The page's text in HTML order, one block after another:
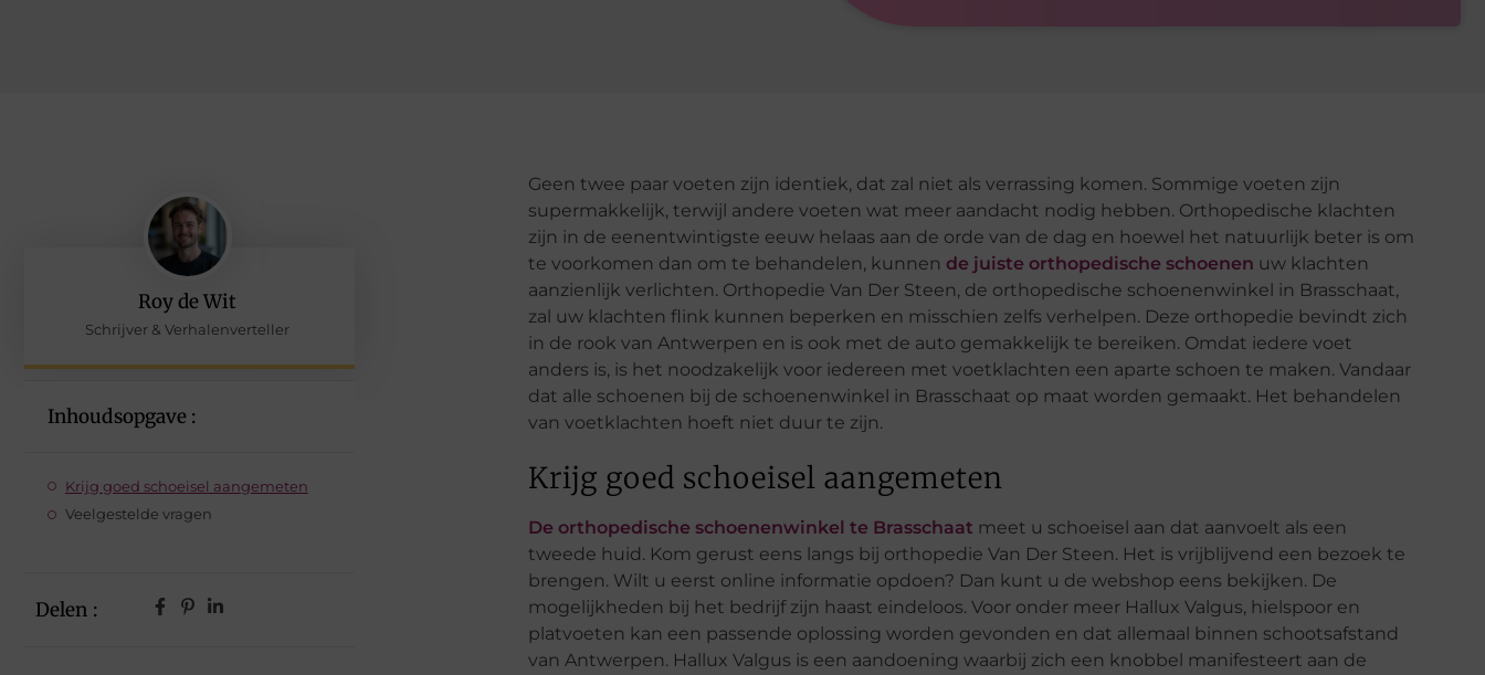
Roy de Wit
Schrijver & Verhalenverteller
Inhoudsopgave :
Krijg goed schoeisel aangemeten
Veelgestelde vragen
Delen :
Geen twee paar voeten zijn identiek, dat zal niet als verrassing komen. Sommige voeten zijn
supermakkelijk, terwijl andere voeten wat meer aandacht nodig hebben. Orthopedische klachten
zijn in de eenentwintigste eeuw helaas aan de orde van de dag en hoewel het natuurlijk beter is om
te voorkomen dan om te behandelen, kunnen de juiste orthopedische schoenen uw klachten
aanzienlijk verlichten. Orthopedie Van Der Steen, de orthopedische schoenenwinkel in Brasschaat,
zal uw klachten flink kunnen beperken en misschien zelfs verhelpen. Deze orthopedie bevindt zich
in de rook van Antwerpen en is ook met de auto gemakkelijk te bereiken. Omdat iedere voet
anders is, is het noodzakelijk voor iedereen met voetklachten een aparte schoen te maken. Vandaar
dat alle schoenen bij de schoenenwinkel in Brasschaat op maat worden gemaakt. Het behandelen
van voetklachten hoeft niet duur te zijn.
Krijg goed schoeisel aangemeten
De orthopedische schoenenwinkel te Brasschaat meet u schoeisel aan dat aanvoelt als een
tweede huid. Kom gerust eens langs bij orthopedie Van Der Steen. Het is vrijblijvend een bezoek te
brengen. Wilt u eerst online informatie opdoen? Dan kunt u de webshop eens bekijken. De
mogelijkheden bij het bedrijf zijn haast eindeloos. Voor onder meer Hallux Valgus, hielspoor en
platvoeten kan een passende oplossing worden gevonden en dat allemaal binnen schootsafstand
van Antwerpen. Hallux Valgus is een aandoening waarbij zich een knobbel manifesteert aan de